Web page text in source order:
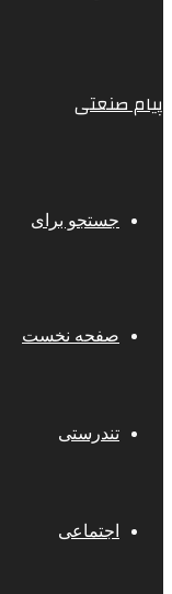
پیام صنعتی
جستجو برای
صفحه نخست
تندرستی
اجتماعی